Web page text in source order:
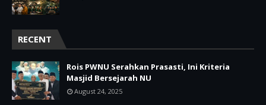
RECENT
Rois PWNU Serahkan Prasasti, Ini Kriteria
Masjid Bersejarah NU
August 24, 2025